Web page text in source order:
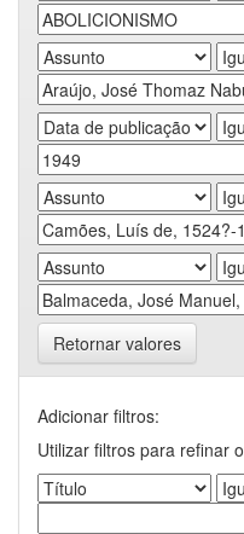
Retornar valores
Adicionar filtros:
Utilizar filtros para refinar